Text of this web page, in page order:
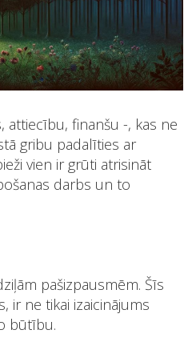
attiecību, finanšu -, kas ne
gribu padalīties ar
vien ir grūti atrisināt
darbs un to
pašizpausmēm. Šīs
ir ne tikai izaicinājums
būtību.